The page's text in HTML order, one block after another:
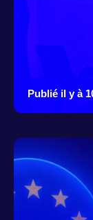
Publié il y à